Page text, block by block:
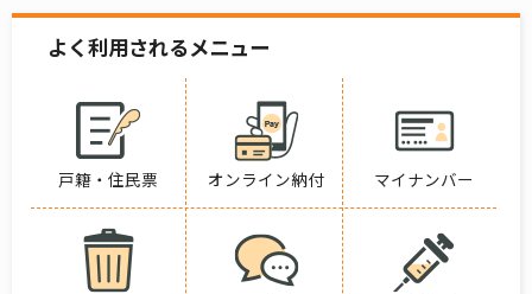
よく利用されるメニュー
戸籍・住民票 オンライン納付 マイナンバー